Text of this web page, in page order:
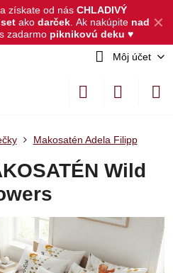
✕
a získate od nás CHLADIVÝ
akodarček. Ak nakúpite nad
zadarmo piknikovú deku ♥
Môj účet
Makosatén Adela Filipp
Wild